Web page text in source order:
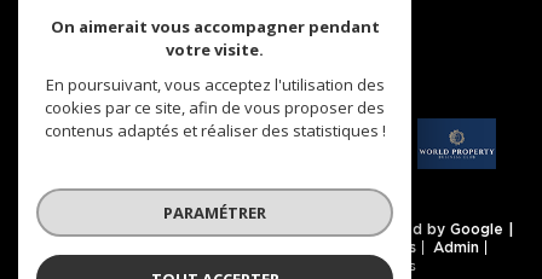
Nous
ADHÉRONS
© 2026 | Tous droits réservés | Traduction powered by Google |
Mentions légales
Admin
Cookies
On aimerait vous accompagner pendant
votre visite.
En poursuivant, vous acceptez l'utilisation des
cookies par ce site, afin de vous proposer des
contenus adaptés et réaliser des statistiques !
PARAMÉTRER